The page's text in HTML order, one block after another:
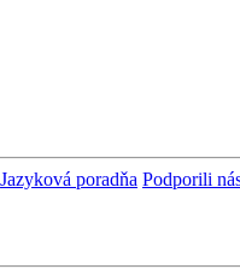
Jazyková poradňa Podporili